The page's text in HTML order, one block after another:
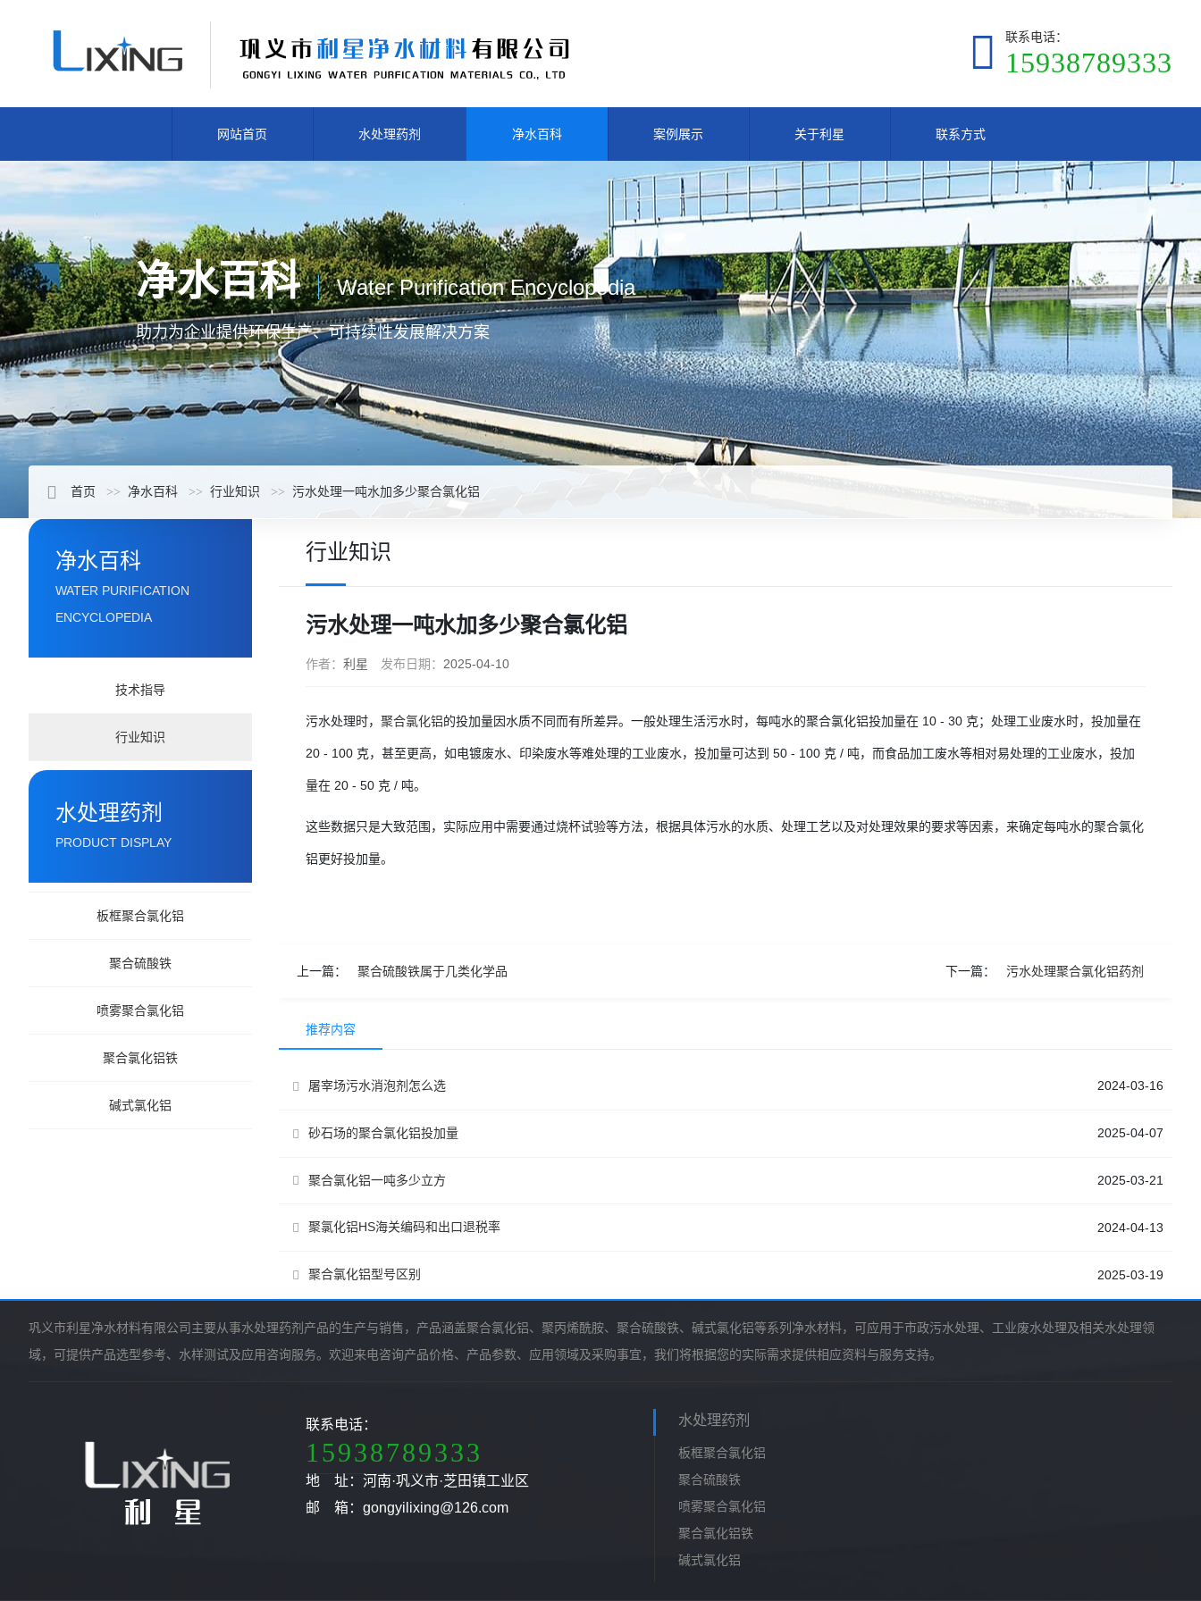
联系电话：
15938789333
网站首页 水处理药剂 净水百科 案例展示 关于利星 联系方式
净水百科 Water Purification Encyclopedia
助力为企业提供环保生产、可持续性发展解决方案
首页 净水百科 行业知识 污水处理一吨水加多少聚合氯化铝
净水百科
WATER PURIFICATION
ENCYCLOPEDIA
技术指导
行业知识
水处理药剂
PRODUCT DISPLAY
板框聚合氯化铝
聚合硫酸铁
喷雾聚合氯化铝
聚合氯化铝铁
碱式氯化铝
行业知识
污水处理一吨水加多少聚合氯化铝
作者： 利星 发布日期： 2025-04-10
污水处理时， 聚合氯化铝的投加量因水质不同而有所差异。一般处理生活污水时，每吨水的聚合氯化铝投加量在 10 - 30 克；处理工业废水时，投加量在
20 - 100 克，甚至更高，如电镀废水、印染废水等难处理的工业废水，投加量可达到 50 - 100 克 / 吨，而食品加工废水等相对易处理的工业废水，投加
量在 20 - 50 克 / 吨。
这些数据只是大致范围，实际应用中需要通过烧杯试验等方法，根据具体污水的水质、处理工艺以及对处理效果的要求等因素，来确定每吨水的聚合氯化
铝更好投加量。
上一篇： 聚合硫酸铁属于几类化学品 下一篇： 污水处理聚合氯化铝药剂
推荐内容
屠宰场污水消泡剂怎么选 2024-03-16
砂石场的聚合氯化铝投加量 2025-04-07
聚合氯化铝一吨多少立方 2025-03-21
​聚氯化铝HS海关编码和出口退税率 2024-04-13
聚合氯化铝型号区别 2025-03-19
巩义市利星净水材料有限公司主要从事水处理药剂产品的生产与销售，产品涵盖聚合氯化铝、聚丙烯酰胺、聚合硫酸铁、碱式氯化铝等系列净水材料，可应用于市政污水处理、工业废水处理及相关水处理领
域，可提供产品选型参考、水样测试及应用咨询服务。欢迎来电咨询产品价格、产品参数、应用领域及采购事宜，我们将根据您的实际需求提供相应资料与服务支持。
联系电话：
15938789333
地 址：河南·巩义市·芝田镇工业区
邮 箱：gongyilixing@126.com
水处理药剂
板框聚合氯化铝
聚合硫酸铁
喷雾聚合氯化铝
聚合氯化铝铁
碱式氯化铝